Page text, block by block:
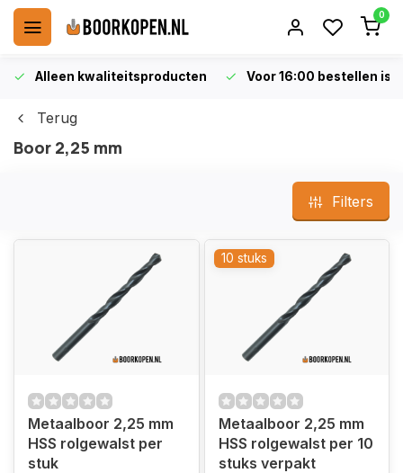
0
Alleen kwaliteitsproducten Voor 16:00 bestellen is
Terug
Boor 2,25 mm
Filters
Metaalboor 2,25 mm
HSS rolgewalst per
stuk
10 stuks
Metaalboor 2,25 mm
HSS rolgewalst per 10
stuks verpakt